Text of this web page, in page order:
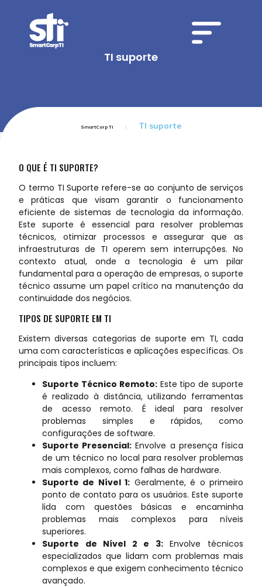
TI suporte
SmartCorp TI TI suporte
O QUE É TI SUPORTE?
O termo TI Suporte refere-se ao conjunto de serviços
e práticas que visam garantir o funcionamento
eficiente de sistemas de tecnologia da informação.
Este suporte é essencial para resolver problemas
técnicos, otimizar processos e assegurar que as
infraestruturas de TI operem sem interrupções. No
contexto atual, onde a tecnologia é um pilar
fundamental para a operação de empresas, o suporte
técnico assume um papel crítico na manutenção da
continuidade dos negócios.
TIPOS DE SUPORTE EM TI
Existem diversas categorias de suporte em TI, cada
uma com características e aplicações específicas. Os
principais tipos incluem:
Suporte Técnico Remoto:Este tipo de suporte
é realizado à distância, utilizando ferramentas
de acesso remoto. É ideal para resolver
problemas simples e rápidos, como
configurações de software.
Suporte Presencial: Envolve a presença física
de um técnico no local para resolver problemas
mais complexos, como falhas de hardware.
Suporte de Nível 1: Geralmente, é o primeiro
ponto de contato para os usuários. Este suporte
lida com questões básicas e encaminha
problemas mais complexos para níveis
superiores.
Suporte de Nível 2 e 3:Envolve técnicos
especializados que lidam com problemas mais
complexos e que exigem conhecimento técnico
avançado.